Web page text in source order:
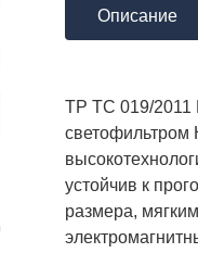
Бесплатная
Описание
ТР ТС 019/2011
устойчив к
размера,